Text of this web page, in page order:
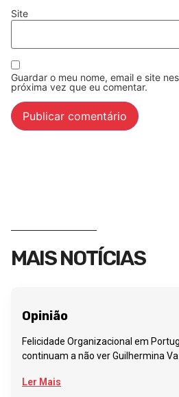
Site
Guardar o meu nome, email e site
próxima vez que eu comentar.
MAIS NOTÍCIAS
Opinião
Felicidade Organizacional em
continuam a não ver Guilhermina
Ler Mais